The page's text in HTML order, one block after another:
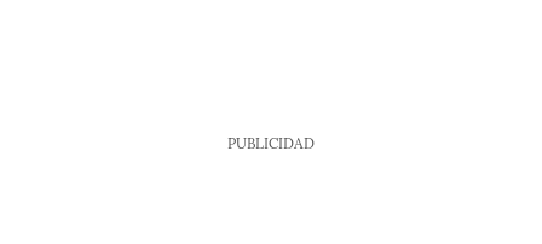
PUBLICIDAD